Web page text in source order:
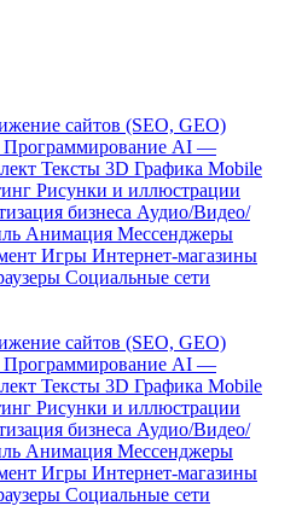
сайтов (SEO, GEO)
Программирование AI —
Тексты 3D Графика Mobile
Рисунки и иллюстрации
бизнеса Аудио/Видео/
Анимация Мессенджеры
Игры Интернет-магазины
Социальные сети
сайтов (SEO, GEO)
Программирование AI —
Тексты 3D Графика Mobile
Рисунки и иллюстрации
бизнеса Аудио/Видео/
Анимация Мессенджеры
Игры Интернет-магазины
Социальные сети